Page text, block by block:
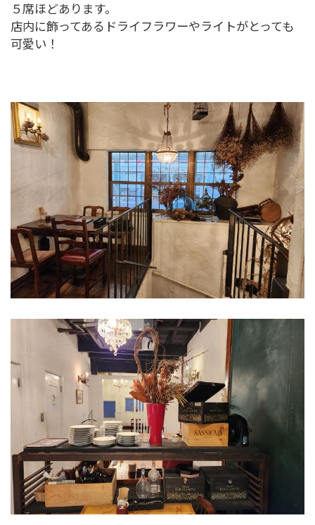
５席ほどあります。
店内に飾ってあるドライフラワーやライトがとっても
可愛い！